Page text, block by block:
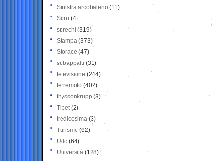
Sinistra arcobaleno (11)
Soru (4)
sprechi (319)
Stampa (373)
Storace (47)
subappalti (31)
televisione(244)
terremoto (402)
thyssenkrupp (3)
Tibet(2)
tredicesima (3)
Turismo (62)
Udc (64)
Università (128)